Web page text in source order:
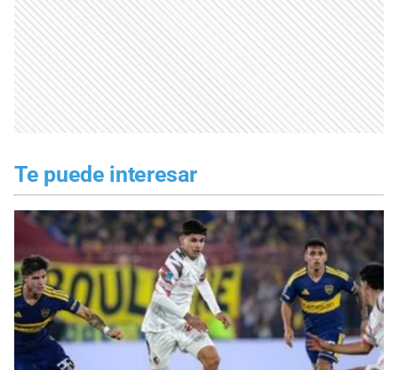
Te puede interesar